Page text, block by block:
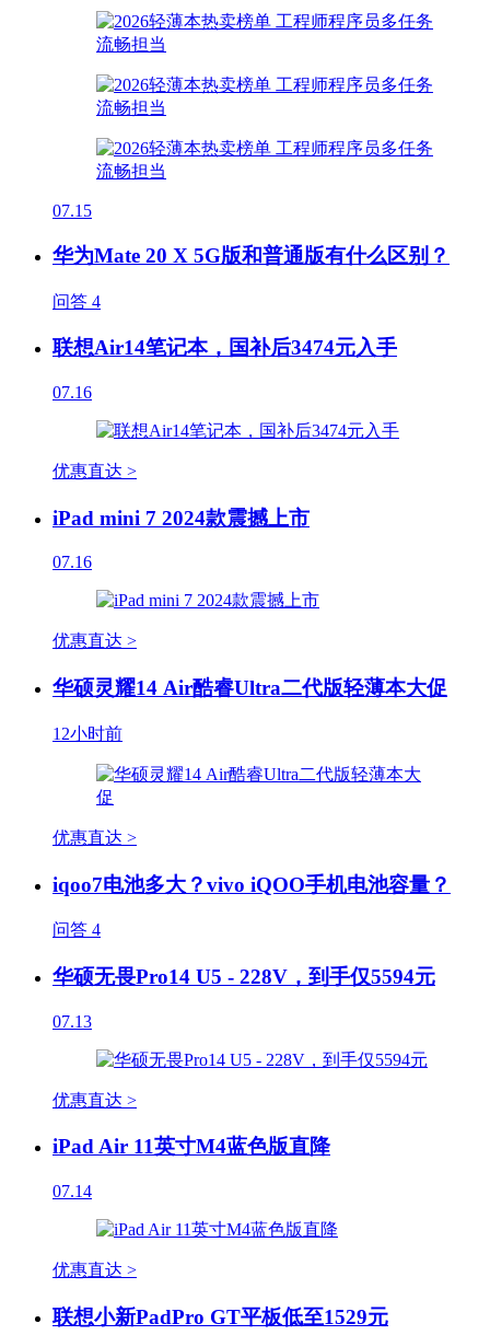
07.15
华为Mate 20 X 5G版和普通版有什么区别？
问答 4
联想Air14笔记本，国补后3474元入手
07.16
优惠直达 >
iPad mini 7 2024款震撼上市
07.16
优惠直达 >
华硕灵耀14 Air酷睿Ultra二代版轻薄本大促
12小时前
优惠直达 >
iqoo7电池多大？vivo iQOO手机电池容量？
问答 4
华硕无畏Pro14 U5 - 228V，到手仅5594元
07.13
优惠直达 >
iPad Air 11英寸M4蓝色版直降
07.14
优惠直达 >
联想小新PadPro GT平板低至1529元